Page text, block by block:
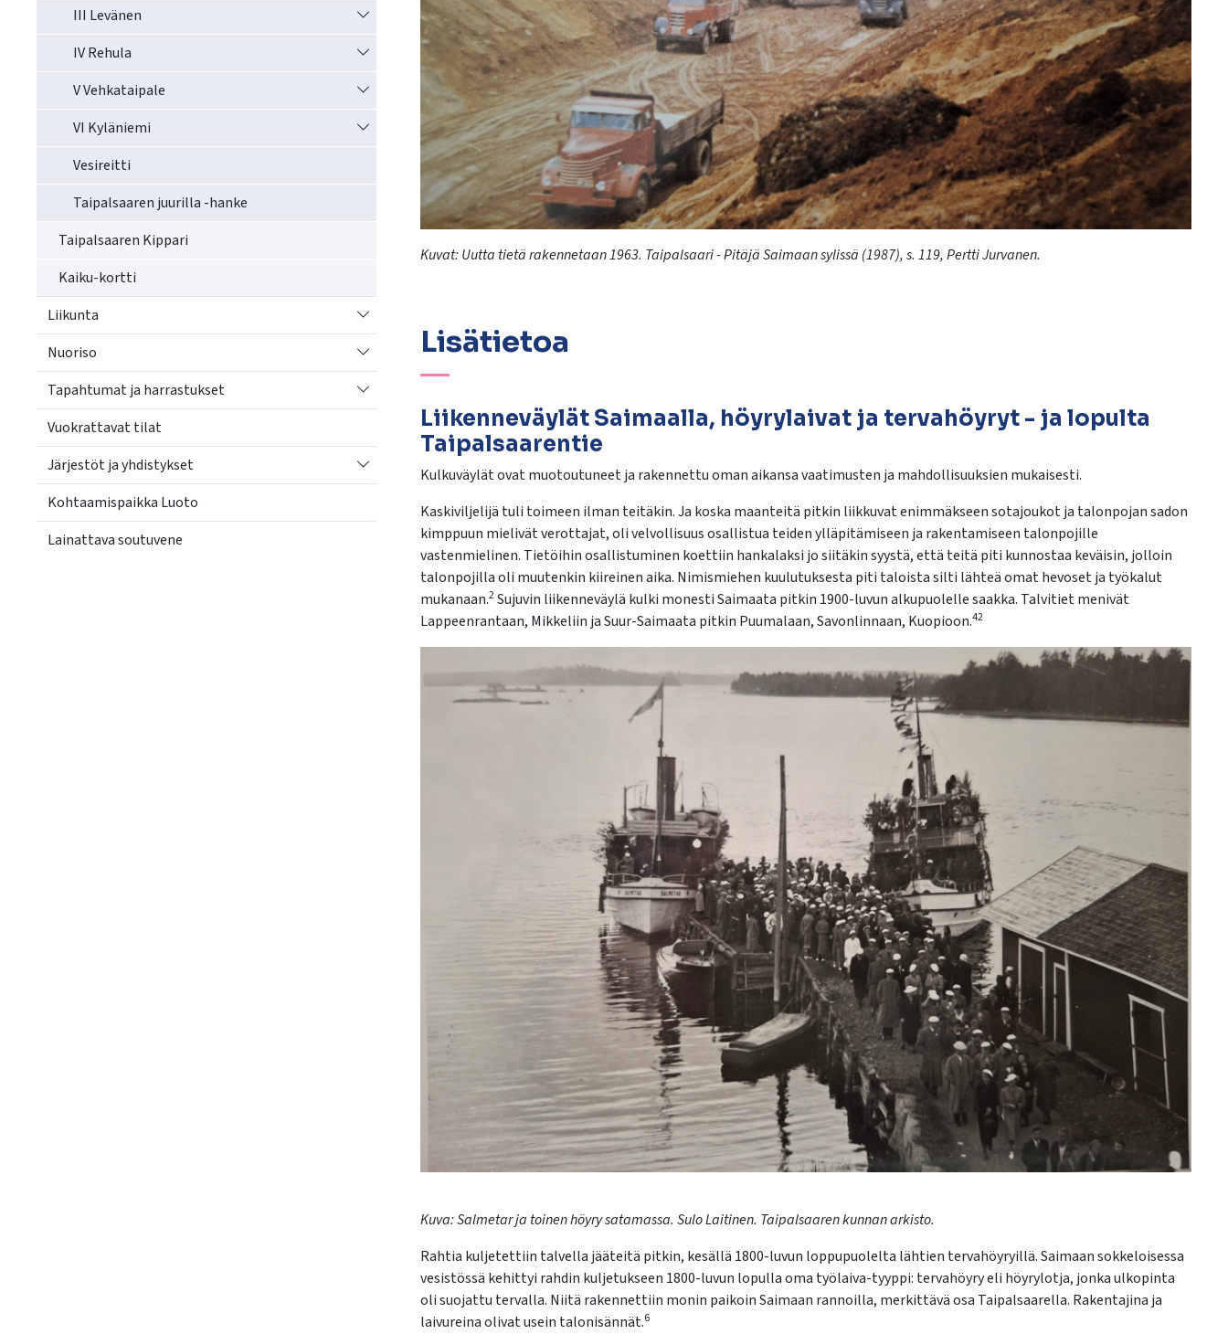
III Levänen
Vaihda alasvetovalikkoa
IV Rehula
Vaihda alasvetovalikkoa
V Vehkataipale
Vaihda alasvetovalikkoa
VI Kyläniemi
Vaihda alasvetovalikkoa
Vesireitti
Taipalsaaren juurilla -hanke
Taipalsaaren Kippari
Kaiku-kortti
Liikunta
Vaihda alasvetovalikkoa
Nuoriso
Vaihda alasvetovalikkoa
Tapahtumat ja harrastukset
Vaihda alasvetovalikkoa
Vuokrattavat tilat
Järjestöt ja yhdistykset
Vaihda alasvetovalikkoa
Kohtaamispaikka Luoto
Lainattava soutuvene
Kuvat: Uutta tietä rakennetaan 1963. Taipalsaari - Pitäjä Saimaan sylissä (1987), s. 119, Pertti Jurvanen.
Lisätietoa
Liikenneväylät Saimaalla, höyrylaivat ja tervahöyryt - ja lopulta
Taipalsaarentie
Kulkuväylät ovat muotoutuneet ja rakennettu oman aikansa vaatimusten ja mahdollisuuksien mukaisesti.
Kaskiviljelijä tuli toimeen ilman teitäkin. Ja koska maanteitä pitkin liikkuvat enimmäkseen sotajoukot ja talonpojan sadon
kimppuun mielivät verottajat, oli velvollisuus osallistua teiden ylläpitämiseen ja rakentamiseen talonpojille
vastenmielinen. Tietöihin osallistuminen koettiin hankalaksi jo siitäkin syystä, että teitä piti kunnostaa keväisin, jolloin
talonpojilla oli muutenkin kiireinen aika. Nimismiehen kuulutuksesta piti taloista silti lähteä omat hevoset ja työkalut
mukanaan.2Sujuvin liikenneväylä kulki monesti Saimaata pitkin 1900-luvun alkupuolelle saakka. Talvitiet menivät
Lappeenrantaan, Mikkeliin ja Suur-Saimaata pitkin Puumalaan, Savonlinnaan, Kuopioon.42
Kuva: Salmetar ja toinen höyry satamassa. Sulo Laitinen. Taipalsaaren kunnan arkisto.
Rahtia kuljetettiin talvella jääteitä pitkin, kesällä 1800-luvun loppupuolelta lähtien tervahöyryillä. Saimaan sokkeloisessa
vesistössä kehittyi rahdin kuljetukseen 1800-luvun lopulla oma työlaiva-tyyppi: tervahöyry eli höyrylotja, jonka ulkopinta
oli suojattu tervalla. Niitä rakennettiin monin paikoin Saimaan rannoilla, merkittävä osa Taipalsaarella. Rakentajina ja
laivureina olivat usein talonisännät.6